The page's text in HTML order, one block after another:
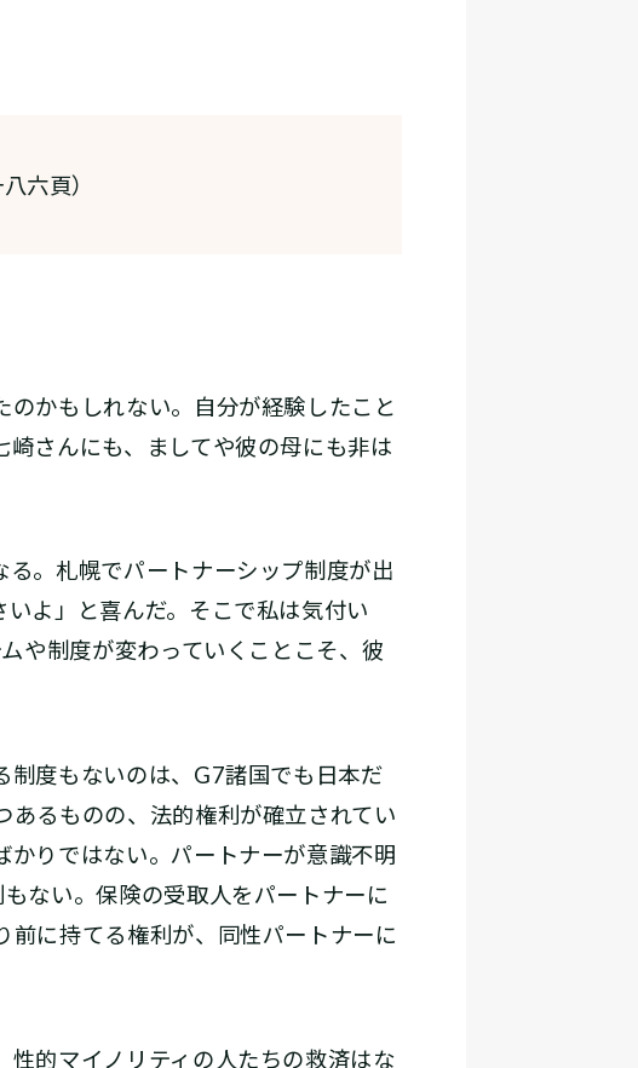
六頁）
かもしれない。自分が経験したこと
さんにも、ましてや彼の母にも非は
。札幌でパートナーシップ制度が出
よ」と喜んだ。そこで私は気付い
や制度が変わっていくことこそ、彼
度もないのは、G7諸国でも日本だ
るものの、法的権利が確立されてい
りではない。パートナーが意識不明
ない。保険の受取人をパートナーに
に持てる権利が、同性パートナーに
的マイノリティの人たちの救済はな